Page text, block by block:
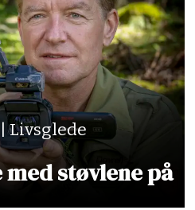
Livsglede
med støvlene på